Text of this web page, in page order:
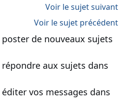
Voir le sujet suivant
Voir le sujet précédent
poster de nouveaux sujets
répondre aux sujets dans
éditer vos messages dans